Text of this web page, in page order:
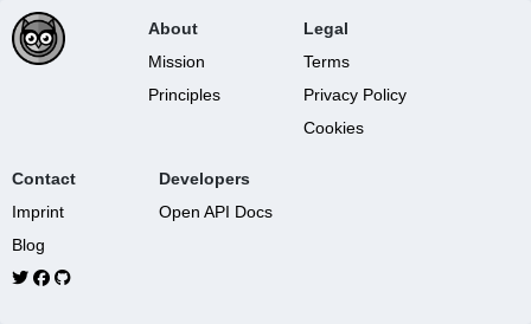
About
Mission
Principles
Legal
Terms
Privacy Policy
Cookies
Contact
Imprint
Blog
Developers
Open API Docs